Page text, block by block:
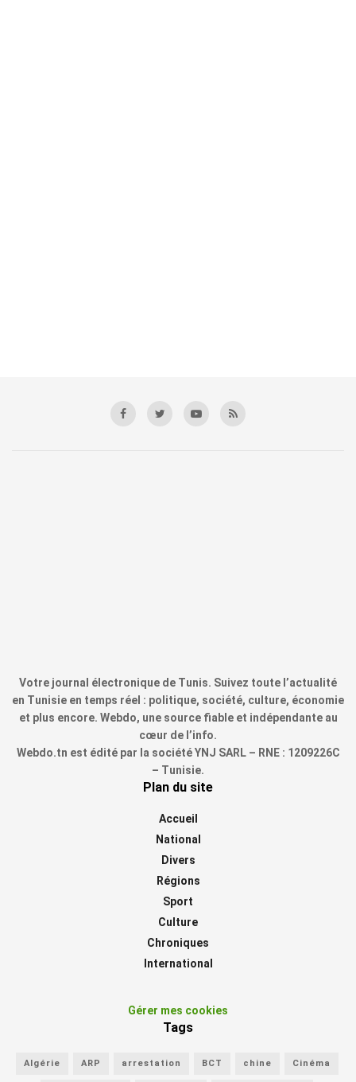
Votre journal électronique de Tunis. Suivez toute l’actualité
en Tunisie en temps réel : politique, société, culture, économie
et plus encore. Webdo, une source fiable et indépendante au
cœur de l’info.
Webdo.tn est édité par la société YNJ SARL – RNE : 1209226C
– Tunisie.
Plan du site
Accueil
National
Divers
Régions
Sport
Culture
Chroniques
International
Gérer mes cookies
Tags
Algérie ARP arrestation BCT chine Cinéma